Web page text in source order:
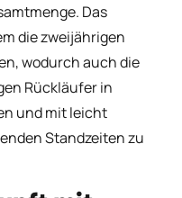
Das
die zweijährigen
wodurch auch die
Rückläufer in
und mit leicht
Standzeiten zu